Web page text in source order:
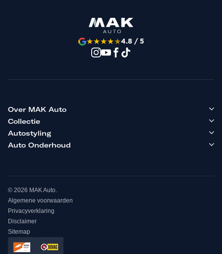
★★★★★4.8 / 5
Over MAK Auto
Collectie
Autostyling
Auto Onderhoud
© 2026 MAK Auto.
Algemene voorwaarden
Privacyverklaring
Disclaimer
Sitemap